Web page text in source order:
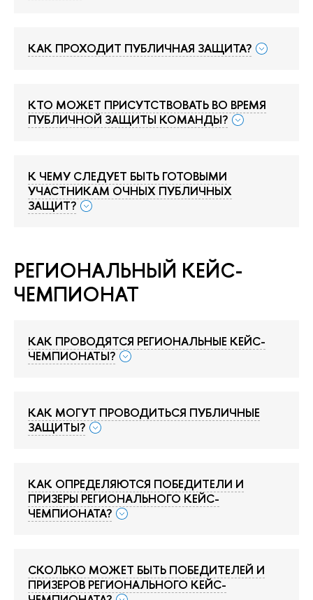
КАК ПРОХОДИТ ПУБЛИЧНАЯ ЗАЩИТА?
КТО МОЖЕТ ПРИСУТСТВОВАТЬ ВО ВРЕМЯ
ПУБЛИЧНОЙ ЗАЩИТЫ КОМАНДЫ?
К ЧЕМУ СЛЕДУЕТ БЫТЬ ГОТОВЫМИ
УЧАСТНИКАМ ОЧНЫХ ПУБЛИЧНЫХ
ЗАЩИТ?
РЕГИОНАЛЬНЫЙ КЕЙС-
ЧЕМПИОНАТ
КАК ПРОВОДЯТСЯ РЕГИОНАЛЬНЫЕ КЕЙС-
ЧЕМПИОНАТЫ?
КАК МОГУТ ПРОВОДИТЬСЯ ПУБЛИЧНЫЕ
ЗАЩИТЫ?
КАК ОПРЕДЕЛЯЮТСЯ ПОБЕДИТЕЛИ И
ПРИЗЕРЫ РЕГИОНАЛЬНОГО КЕЙС-
ЧЕМПИОНАТА?
СКОЛЬКО МОЖЕТ БЫТЬ ПОБЕДИТЕЛЕЙ И
ПРИЗЕРОВ РЕГИОНАЛЬНОГО КЕЙС-